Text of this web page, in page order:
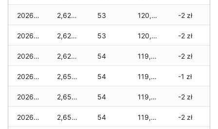
2026-07-04 2,625 zł 53 120,700 zł -2 zł
2026-07-03 2,625 zł 53 120,330 zł -2 zł
2026-07-02 2,625 zł 54 119,880 zł -2 zł
2026-07-01 2,655 zł 54 119,440 zł -1 zł
2026-06-30 2,655 zł 54 119,440 zł -2 zł
2026-06-28 2,655 zł 54 119,440 zł -2 zł